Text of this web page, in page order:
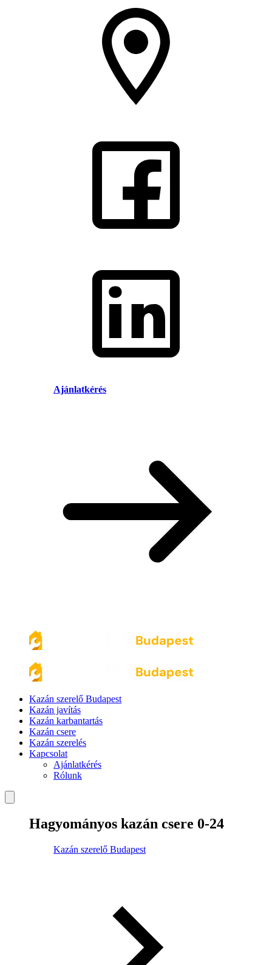
Ajánlatkérés
Kazán szerelő Budapest
Kazán javítás
Kazán karbantartás
Kazán csere
Kazán szerelés
Kapcsolat
Ajánlatkérés
Rólunk
Hagyományos kazán csere 0-24
Kazán szerelő Budapest